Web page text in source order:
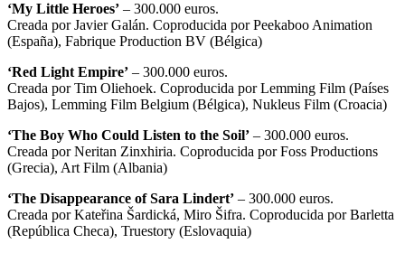
‘My Little Heroes’ – 300.000 euros.
Creada por Javier Galán. Coproducida por Peekaboo Animation
(España), Fabrique Production BV (Bélgica)
‘Red Light Empire’ – 300.000 euros.
Creada por Tim Oliehoek. Coproducida por Lemming Film (Países
Bajos), Lemming Film Belgium (Bélgica), Nukleus Film (Croacia)
‘The Boy Who Could Listen to the Soil’ – 300.000 euros.
Creada por Neritan Zinxhiria. Coproducida por Foss Productions
(Grecia), Art Film (Albania)
‘The Disappearance of Sara Lindert’ – 300.000 euros.
Creada por Kateřina Šardická, Miro Šifra. Coproducida por Barletta
(República Checa), Truestory (Eslovaquia)